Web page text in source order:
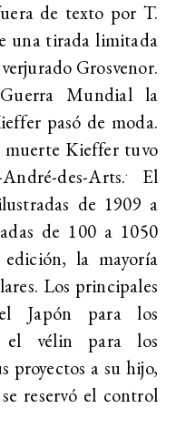
de texto por T.
una tirada limitada
Grosvenor.
Mundial la
pasó de moda.
Kieffer tuvo
des-Arts..
El
de 1909 a
de 100 a 1050
edición, la mayoría
Los principales
Japón para los
el vélin para los
proyectos a su hijo,
reservó el control